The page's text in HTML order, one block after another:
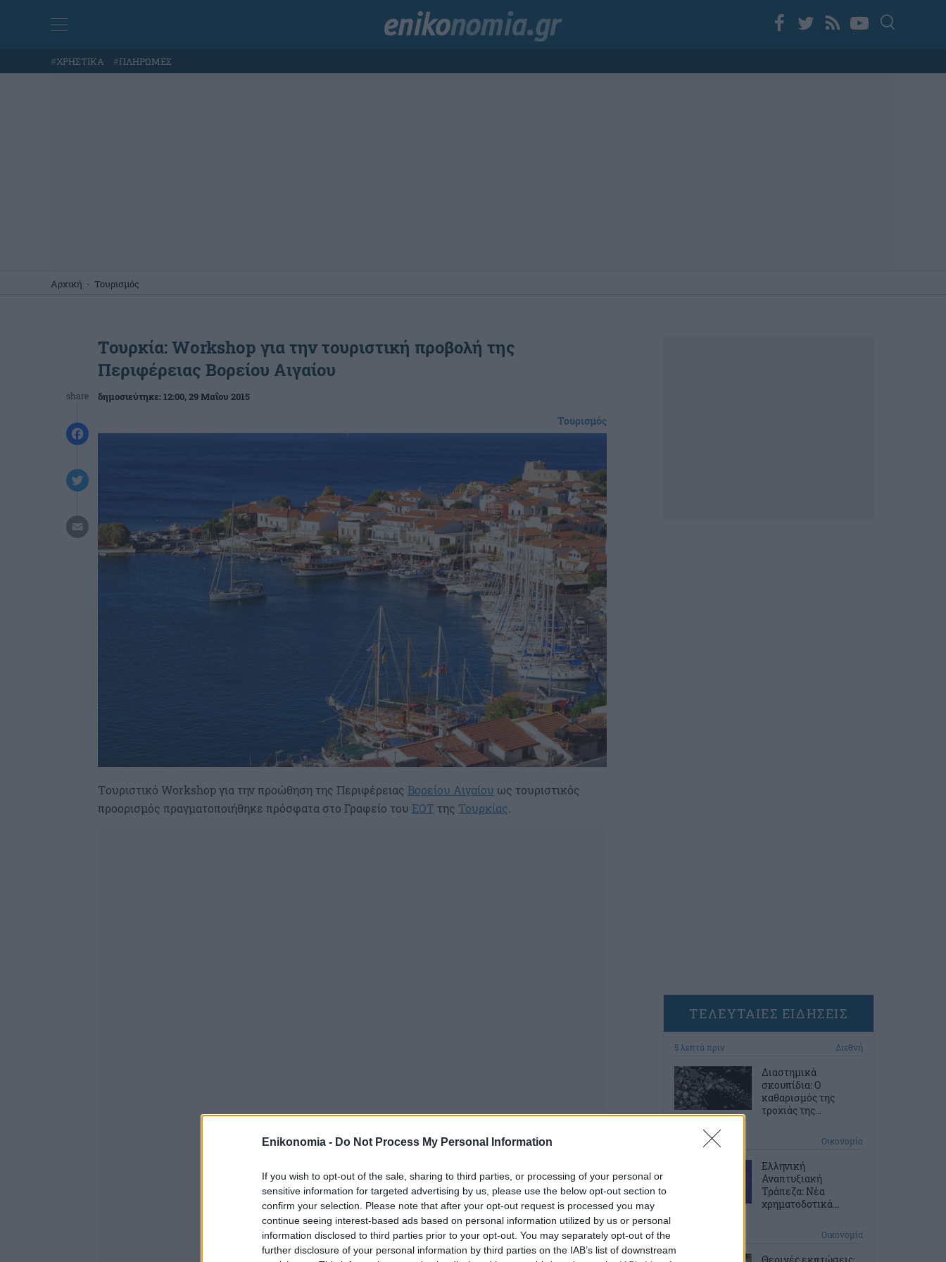
Enikonomia - Do Not Process My Personal Information
If you wish to opt-out of the sale, sharing to third parties, or processing of your personal or
sensitive information for targeted advertising by us, please use the below opt-out section to
confirm your selection. Please note that after your opt-out request is processed you may
continue seeing interest-based ads based on personal information utilized by us or personal
information disclosed to third parties prior to your opt-out. You may separately opt-out of the
further disclosure of your personal information by third parties on the IAB’s list of downstream
#ΧΡΗΣΤΙΚΑ #ΠΛΗΡΩΜΕΣ
Αρχική - Τουρισμός
share
Tουρκία: Workshop για την τουριστική προβολή της
Περιφέρειας Βορείου Αιγαίου
δημοσιεύτηκε:12:00, 29 Μαΐου 2015
Τουρισμός
Tουριστικό Workshop για την προώθηση της Περιφέρειας Βορείου Αιγαίου ως τουριστικός
προορισμός πραγματοποιήθηκε πρόσφατα στο Γραφείο του EOT της Τουρκίας.
ΤΕΛΕΥΤΑΙΕΣ ΕΙΔΗΣΕΙΣ
5 λεπτά πριν Διεθνή
Διαστημικά
σκουπίδια: Ο
καθαρισμός της
τροχιάς της...
35 λεπτά πριν Οικονομία
Ελληνική
Αναπτυξιακή
Τράπεζα: Νέα
χρηματοδοτικά...
Οικονομία